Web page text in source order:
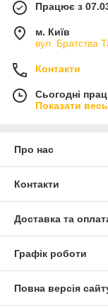
Працює з
м. Київ
вул. Братства
Контакти
Сьогодні
Показати
Про нас
Контакти
Доставка та
Графік роботи
Повна версія